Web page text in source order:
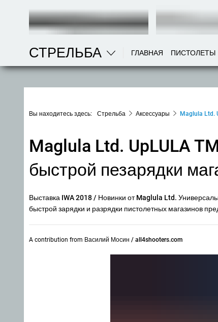
СТРЕЛЬБА ГЛАВНАЯ ПИСТОЛЕТЫ
Вы находитесь здесь: Стрельба Аксессуары Maglula Ltd.
Maglula Ltd. UpLULA
быстрой пезарядки
Выставка IWA 2018 / Новинки от Maglula Ltd.
быстрой зарядки и разрядки пистолетных магазинов
A contribution from Василий Мосин / all4shooters.com